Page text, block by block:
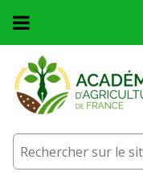
L'académie
Activités
Membres
Accueil
Activités